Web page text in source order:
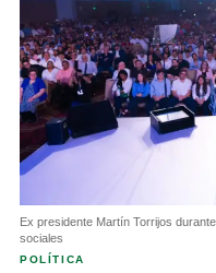
POLÍTICA
Ex presidente Martín Torrijos
sociales